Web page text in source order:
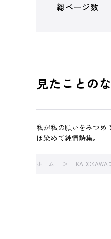
総ページ数
見たことの
私が私の願いをみつめ
ほ染めて純情詩集。
ホーム